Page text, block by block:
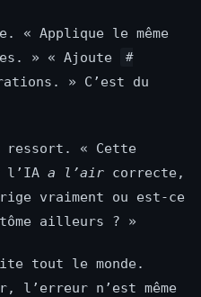
« Applique le même
» « Ajoute
#
» C’est du
ressort. « Cette
l’IA a l’air correcte,
vraiment ou est-ce
ailleurs ? »
tout le monde.
l’erreur n’est même